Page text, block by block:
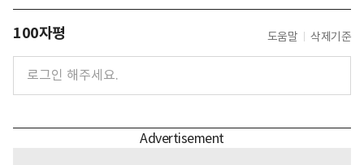
100자평 도움말 삭제기준